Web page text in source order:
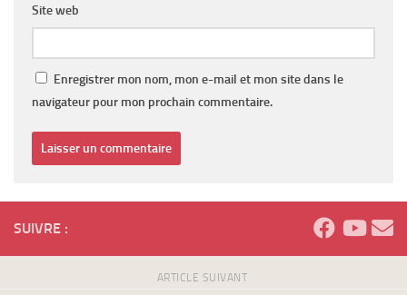
Site web
Enregistrer mon nom, mon e-mail et mon site dans le
navigateur pour mon prochain commentaire.
SUIVRE :
ARTICLE SUIVANT